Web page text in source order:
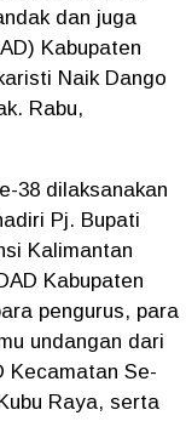
dan juga
Kabupaten
Naik Dango
Rabu,
38 dilaksanakan
Pj. Bupati
Kalimantan
Kabupaten
pengurus, para
undangan dari
Kecamatan Se-
Raya, serta